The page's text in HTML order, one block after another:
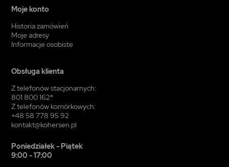
Moje konto
Historia zamówień
Moje adresy
Informacje osobiste
Obsługa klienta
Z telefonów stacjonarnych:
801 800 162*
Z telefonów komórkowych:
+48 58 778 95 92
kontakt@kohersen.pl
Poniedziałek - Piątek
9:00 - 17:00